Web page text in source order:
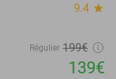
9.4 star
Régulier 199€
139€